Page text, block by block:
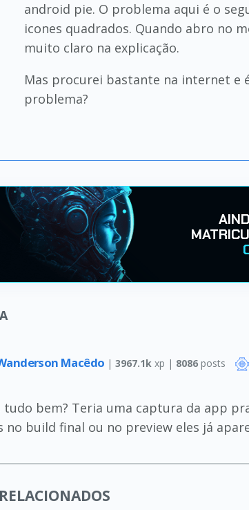
android pie. O problema aqui é o
icones quadrados. Quando abro no
muito claro na explicação.
Mas procurei bastante na internet e
problema?
Macêdo | 3967.1k xp | 8086posts
tudo bem? Teria uma captura da app
no build final ou no preview eles já